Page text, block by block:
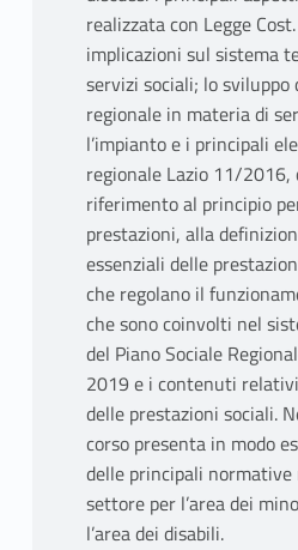
realizzata con Legge
implicazioni sul sistema
servizi sociali; lo
regionale in materia di
l’impianto e i principali
regionale Lazio 11/2016,
riferimento al principio
prestazioni, alla
essenziali delle
che regolano il
che sono coinvolti nel
del Piano Sociale
2019 e i contenuti
delle prestazioni sociali.
corso presenta in modo
delle principali normative
settore per l’area dei
l’area dei disabili.